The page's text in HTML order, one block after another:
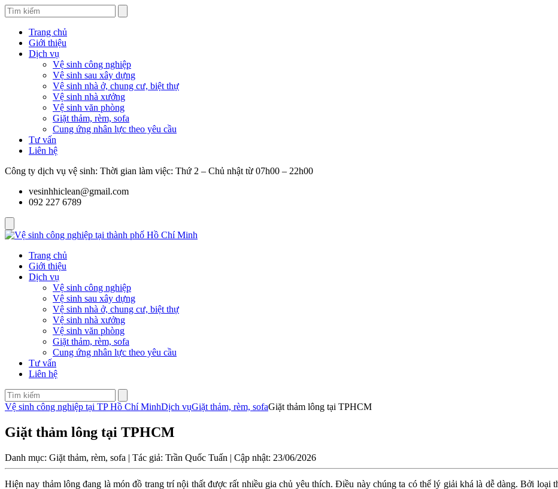
Trang chủ
Giới thiệu
Dịch vụ
Vệ sinh công nghiệp
Vệ sinh sau xây dựng
Vệ sinh nhà ở, chung cư, biệt thự
Vệ sinh nhà xưởng
Vệ sinh văn phòng
Giặt thảm, rèm, sofa
Cung ứng nhân lực theo yêu cầu
Tư vấn
Liên hệ
Công ty dịch vụ vệ sinh: Thời gian làm việc: Thứ 2 – Chủ nhật từ 07h00 – 22h00
vesinhhiclean@gmail.com
092 227 6789
Trang chủ
Giới thiệu
Dịch vụ
Vệ sinh công nghiệp
Vệ sinh sau xây dựng
Vệ sinh nhà ở, chung cư, biệt thự
Vệ sinh nhà xưởng
Vệ sinh văn phòng
Giặt thảm, rèm, sofa
Cung ứng nhân lực theo yêu cầu
Tư vấn
Liên hệ
Vệ sinh công nghiệp tại TP Hồ Chí MinhDịch vụGiặt thảm, rèm, sofaGiặt thảm lông tại TPHCM
Giặt thảm lông tại TPHCM
Danh mục: Giặt thảm, rèm, sofa | Tác giả: Trần Quốc Tuấn | Cập nhật: 23/06/2026
Hiện nay thảm lông đang là món đồ trang trí nội thất được rất nhiều gia chủ yêu thích. Điều này chúng ta có thể lý giải khá là dễ dàng. Bởi loại